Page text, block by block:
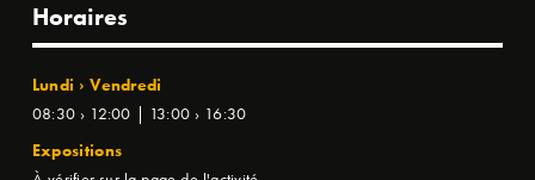
Horaires
Lundi › Vendredi
08:30 › 12:00 | 13:00 › 16:30
Expositions